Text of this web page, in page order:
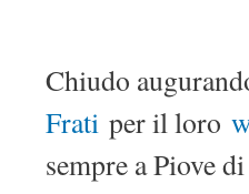
Chiudo
Frati per il loro
sempre a Piove